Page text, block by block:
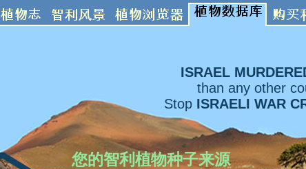
ISRAEL
than any other
Stop ISRAELI WAR
您的智利植物种子来源